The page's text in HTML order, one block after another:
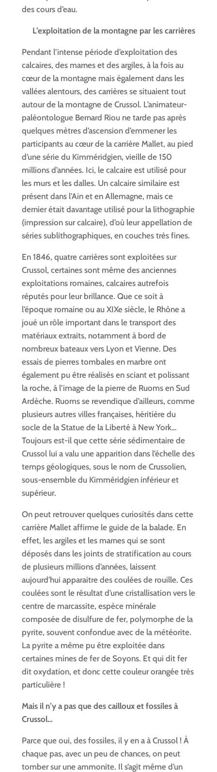
des cours d’eau.
L’exploitation de la montagne par les carrières
Pendant l’intense période d’exploitation des
calcaires, des marnes et des argiles, à la fois au
cœur de la montagne mais également dans les
vallées alentours, des carrières se situaient tout
autour de la montagne de Crussol. L’animateur-
paléontologue Bernard Riou ne tarde pas après
quelques mètres d’ascension d’emmener les
participants au cœur de la carrière Mallet, au pied
d’une série du Kimméridgien, vieille de 150
millions d’années. Ici, le calcaire est utilisé pour
les murs et les dalles. Un calcaire similaire est
présent dans l’Ain et en Allemagne, mais ce
dernier était davantage utilisé pour la lithographie
(impression sur calcaire), d’où leur appellation de
séries sublithographiques, en couches très fines.
En 1846, quatre carrières sont exploitées sur
Crussol, certaines sont même des anciennes
exploitations romaines, calcaires autrefois
réputés pour leur brillance. Que ce soit à
l’époque romaine ou au XIXe siècle, le Rhône a
joué un rôle important dans le transport des
matériaux extraits, notamment à bord de
nombreux bateaux vers Lyon et Vienne. Des
essais de pierres tombales en marbre ont
également pu être réalisés en sciant et polissant
la roche, à l’image de la pierre de Ruoms en Sud
Ardèche. Ruoms se revendique d’ailleurs, comme
plusieurs autres villes françaises, héritière du
socle de la Statue de la Liberté à New York…
Toujours est-il que cette série sédimentaire de
Crussol lui a valu une apparition dans l’échelle des
temps géologiques, sous le nom de Crussolien,
sous-ensemble du Kimméridgien inférieur et
supérieur.
On peut retrouver quelques curiosités dans cette
carrière Mallet affirme le guide de la balade. En
effet, les argiles et les marnes qui se sont
déposés dans les joints de stratification au cours
de plusieurs millions d’années, laissent
aujourd’hui apparaitre des coulées de rouille. Ces
coulées sont le résultat d’une cristallisation vers le
centre de marcassite, espèce minérale
composée de disulfure de fer, polymorphe de la
pyrite, souvent confondue avec de la météorite.
La pyrite a même pu être exploitée dans
certaines mines de fer de Soyons. Et qui dit fer
dit oxydation, et donc cette couleur orangée très
particulière !
Mais il n’y a pas que des cailloux et fossiles à
Crussol…
Parce que oui, des fossiles, il y en a à Crussol ! À
chaque pas, avec un peu de chances, on peut
tomber sur une ammonite. Il s’agit même d’un